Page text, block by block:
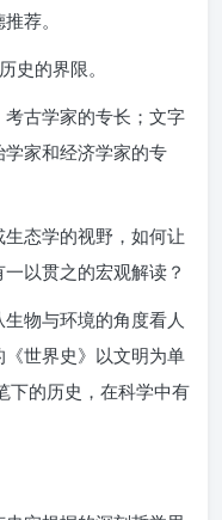
荐。
史的界限。
古学家的专长；文字
家和经济学家的专
态学的视野，如何让
以贯之的宏观解读？
物与环境的角度看人
世界史》以文明为单
下的历史，在科学中有